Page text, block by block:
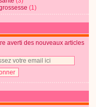
(1)
averti des nouveaux articles